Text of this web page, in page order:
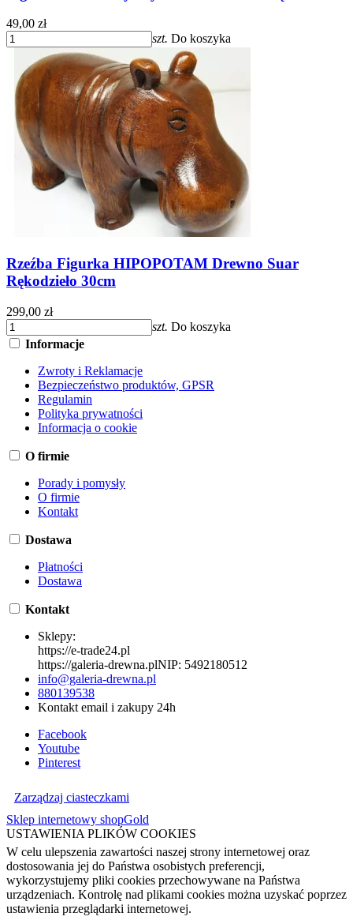
49,00 zł
szt. Do koszyka
Rzeźba Figurka HIPOPOTAM Drewno Suar
Rękodzieło 30cm
299,00 zł
szt. Do koszyka
Informacje
Zwroty i Reklamacje
Bezpieczeństwo produktów, GPSR
Regulamin
Polityka prywatności
Informacja o cookie
O firmie
Porady i pomysły
O firmie
Kontakt
Dostawa
Płatności
Dostawa
Kontakt
Sklepy:
https://e-trade24.pl
https://galeria-drewna.plNIP: 5492180512
info@galeria-drewna.pl
880139538
Kontakt email i zakupy 24h
Facebook
Youtube
Pinterest
Zarządzaj ciasteczkami
Sklep internetowy shopGold
USTAWIENIA PLIKÓW COOKIES
W celu ulepszenia zawartości naszej strony internetowej oraz
dostosowania jej do Państwa osobistych preferencji,
wykorzystujemy pliki cookies przechowywane na Państwa
urządzeniach. Kontrolę nad plikami cookies można uzyskać poprzez
ustawienia przeglądarki internetowej.